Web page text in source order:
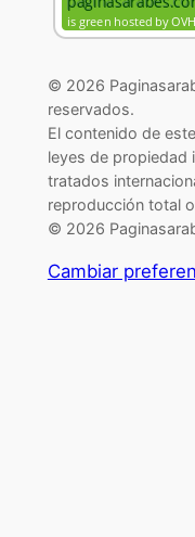
© 2026
reservados.
El contenido de
leyes de propiedad
tratados
reproducción total
© 2026
Cambiar